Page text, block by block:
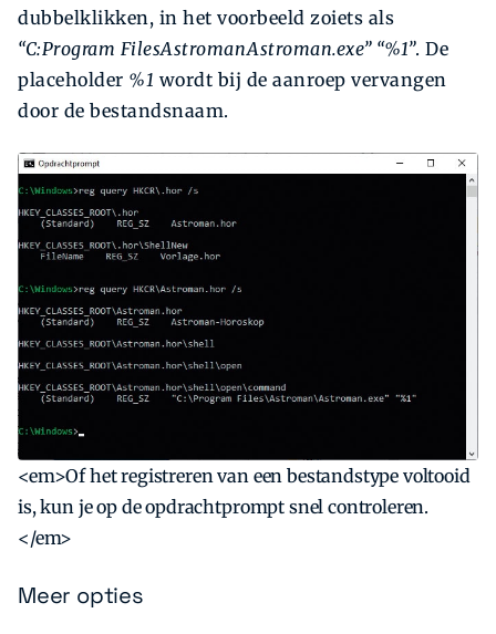
dubbelklikken, in het voorbeeld zoiets als
“C:Program FilesAstromanAstroman.exe” “%1”. De
placeholder %1 wordt bij de aanroep vervangen
door de bestandsnaam.
<em>Of het registreren van een bestandstype voltooid
is, kun je op de opdrachtprompt snel controleren.
</em>
Meer opties